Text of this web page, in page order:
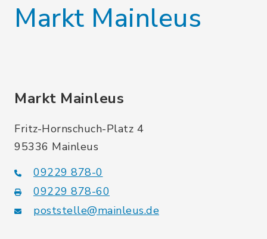
Markt Mainleus
Markt Mainleus
Fritz-Hornschuch-Platz 4
95336 Mainleus
09229 878-0
09229 878-60
poststelle@mainleus.de